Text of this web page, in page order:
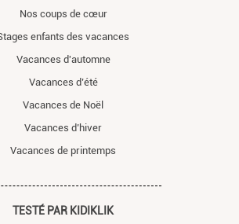
Nos coups de cœur
enfants des vacances
Vacances d'automne
Vacances d’été
Vacances de Noël
Vacances d’hiver
Vacances de printemps
TESTÉ PAR KIDIKLIK